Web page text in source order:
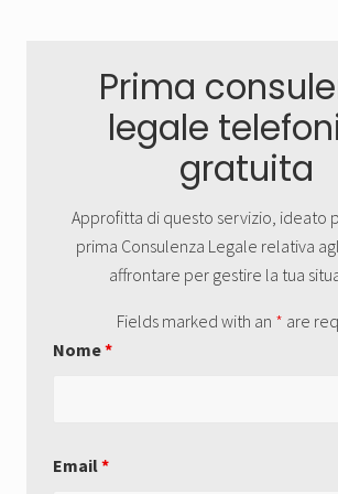
Primary
Sidebar
Prima
legale
gratuita
Approfitta di questo servizio, ideato
prima Consulenza Legale relativa
affrontare per gestire la tua
Fields marked with an * are
Nome*
Email*